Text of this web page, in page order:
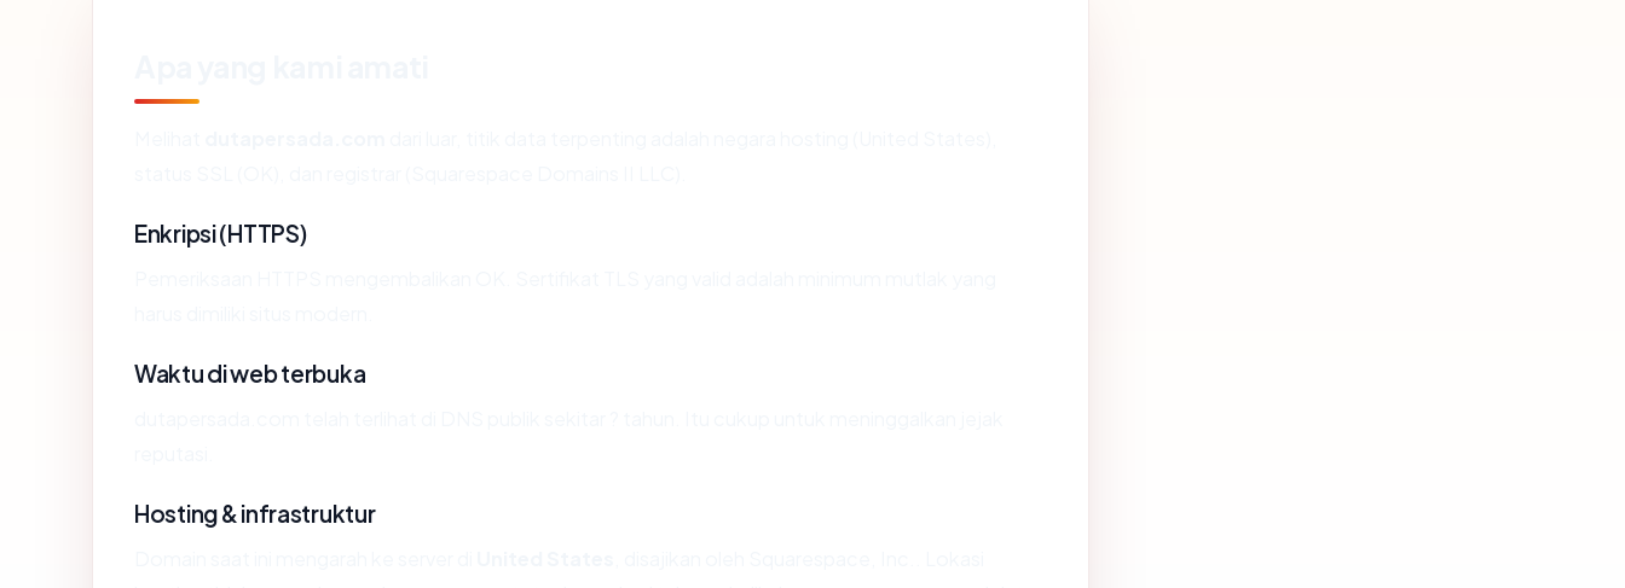
Enkripsi (HTTPS)
Waktu di web terbuka
Hosting & infrastruktur